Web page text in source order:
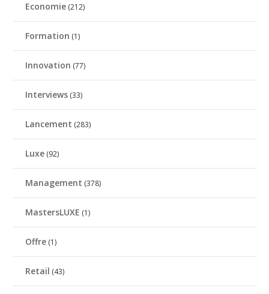
Economie (212)
Formation (1)
Innovation (77)
Interviews (33)
Lancement (283)
Luxe (92)
Management (378)
MastersLUXE (1)
Offre (1)
Retail (43)